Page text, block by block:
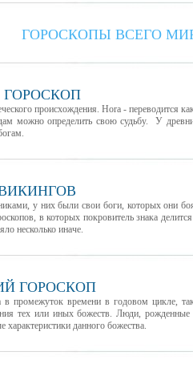
ГОРОСКОПЫ ВСЕГО
ГОРОСКОП
происхождения. Hora - переводится
можно определить свою судьбу. У
у них были свои боги, которых они
в которых покровитель знака
несколько иначе.
ГОРОСКОП
в промежуток времени в годовом цикле,
тех или иных божеств. Люди,
характеристики данного божества.